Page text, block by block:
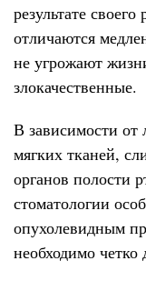
результате
отличаются
не угрожают
злокачественные.
В зависимости от
мягких тканей,
органов полости
стоматологии
опухолевидным
необходимо